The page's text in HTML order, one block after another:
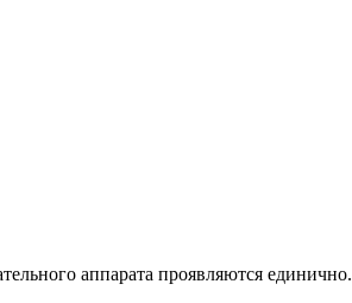
аппарата проявляются единично.